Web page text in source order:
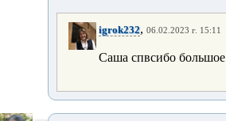
igrok232, 06.02.2023 г. 15:11
Саша спвсибо большое